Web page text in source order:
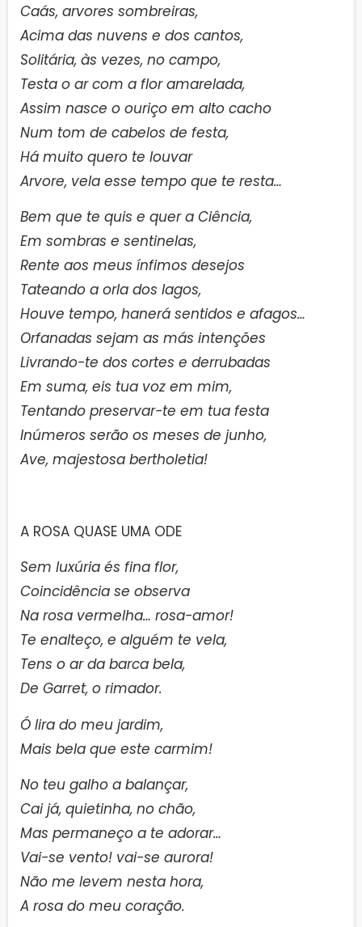
Caás, arvores sombreiras,
Acima das nuvens e dos cantos,
Solitária, às vezes, no campo,
Testa o ar com a flor amarelada,
Assim nasce o ouriço em alto cacho
Num tom de cabelos de festa,
Há muito quero te louvar
Arvore, vela esse tempo que te resta…
Bem que te quis e quer a Ciência,
Em sombras e sentinelas,
Rente aos meus ínfimos desejos
Tateando a orla dos lagos,
Houve tempo, hanerá sentidos e afagos…
Orfanadas sejam as más intenções
Livrando-te dos cortes e derrubadas
Em suma, eis tua voz em mim,
Tentando preservar-te em tua festa
Inúmeros serão os meses de junho,
Ave, majestosa bertholetia!
A ROSA QUASE UMA ODE
Sem luxúria és fina flor,
Coincidência se observa
Na rosa vermelha… rosa-amor!
Te enalteço, e alguém te vela,
Tens o ar da barca bela,
De Garret, o rimador.
Ó lira do meu jardim,
Mais bela que este carmim!
No teu galho a balançar,
Cai já, quietinha, no chão,
Mas permaneço a te adorar…
Vai-se vento! vai-se aurora!
Não me levem nesta hora,
A rosa do meu coração.